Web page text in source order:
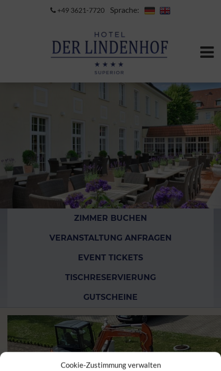
Cookie-Zustimmung verwalten
+49 3621-7720 Sprache:
ZIMMER BUCHEN
VERANSTALTUNG ANFRAGEN
EVENT TICKETS
TISCHRESERVIERUNG
GUTSCHEINE